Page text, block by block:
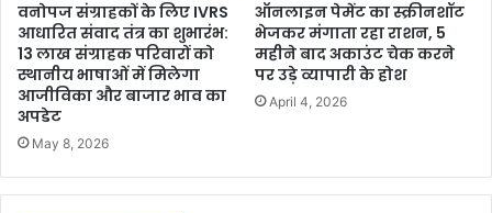
वनोपज संग्राहकों के लिए IVRS
आधारित संवाद तंत्र का शुभारंभ:
13 लाख संग्राहक परिवारों को
स्थानीय भाषाओं में मिलेगा
आजीविका और बाजार भाव का
अपडेट
May 8, 2026
ऑनलाइन पेमेंट का स्क्रीनशॉट
भेजकर मंगाता रहा राशन, 5
महीने बाद अकाउंट चेक करने
पर उड़े व्यापारी के होश
April 4, 2026